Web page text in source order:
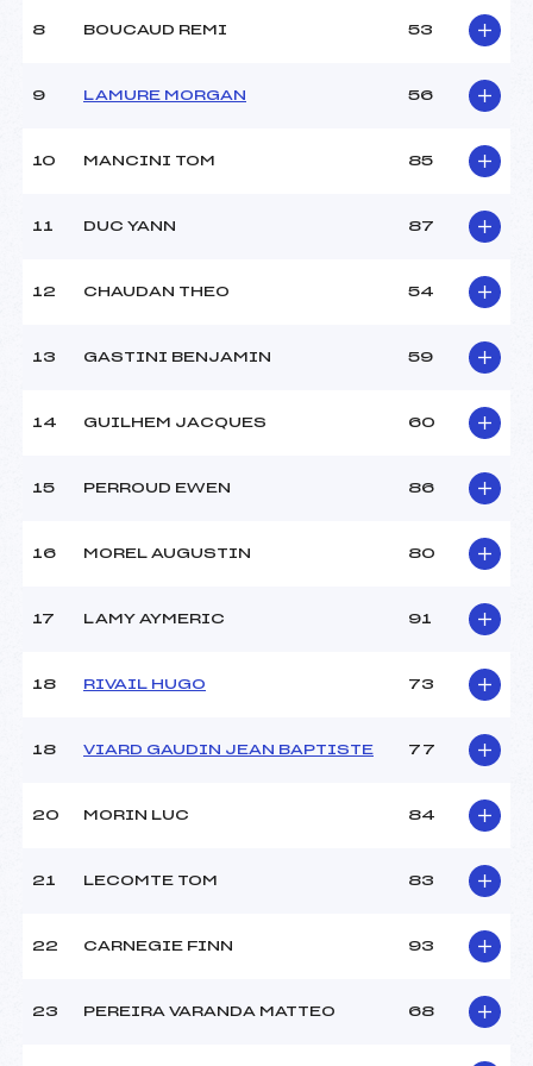
8 BOUCAUD REMI 53
9 LAMURE MORGAN 56
10 MANCINI TOM 85
11 DUC YANN 87
12 CHAUDAN THEO 54
13 GASTINI BENJAMIN 59
14 GUILHEM JACQUES 60
15 PERROUD EWEN 86
16 MOREL AUGUSTIN 80
17 LAMY AYMERIC 91
18 RIVAIL HUGO 73
18 VIARD GAUDIN JEAN BAPTISTE 77
20 MORIN LUC 84
21 LECOMTE TOM 83
22 CARNEGIE FINN 93
23 PEREIRA VARANDA MATTEO 68